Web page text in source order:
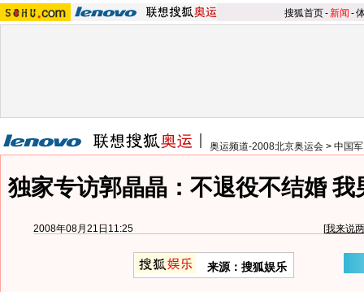
搜狐首页-新闻 -
奥运频道-2008北京奥运会 > 中国
独家专访郭晶晶：不退役不结婚 我
2008年08月21日11:25 [我来说
来源：搜狐娱乐